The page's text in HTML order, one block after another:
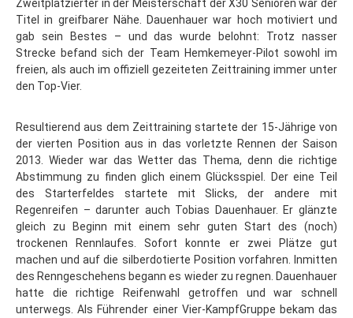
Zweitplatzierter in der Meisterschaft der X30 Senioren war der
Titel in greifbarer Nähe. Dauenhauer war hoch motiviert und
gab sein Bestes – und das wurde belohnt: Trotz nasser
Strecke befand sich der Team Hemkemeyer-Pilot sowohl im
freien, als auch im offiziell gezeiteten Zeittraining immer unter
den Top-Vier.
Resultierend aus dem Zeittraining startete der 15-Jährige von
der vierten Position aus in das vorletzte Rennen der Saison
2013. Wieder war das Wetter das Thema, denn die richtige
Abstimmung zu finden glich einem Glücksspiel. Der eine Teil
des Starterfeldes startete mit Slicks, der andere mit
Regenreifen – darunter auch Tobias Dauenhauer. Er glänzte
gleich zu Beginn mit einem sehr guten Start des (noch)
trockenen Rennlaufes. Sofort konnte er zwei Plätze gut
machen und auf die silberdotierte Position vorfahren. Inmitten
des Renngeschehens begann es wieder zu regnen. Dauenhauer
hatte die richtige Reifenwahl getroffen und war schnell
unterwegs. Als Führender einer Vier-KampfGruppe bekam das